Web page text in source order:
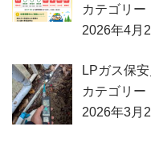
カテゴリー
2026年4月
LPガス保
カテゴリー
2026年3月